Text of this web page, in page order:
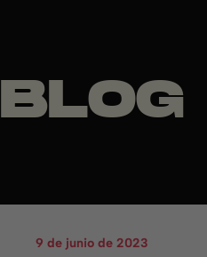
BLOG
9 de junio de 2023